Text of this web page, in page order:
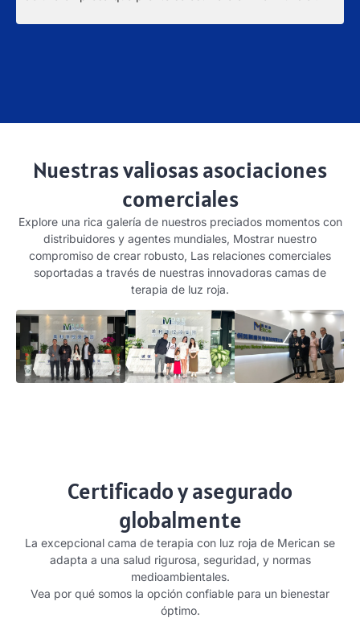
Nuestras valiosas asociaciones
comerciales
Explore una rica galería de nuestros preciados momentos con
distribuidores y agentes mundiales, Mostrar nuestro
compromiso de crear robusto, Las relaciones comerciales
soportadas a través de nuestras innovadoras camas de
terapia de luz roja.
Certificado y asegurado
globalmente
La excepcional cama de terapia con luz roja de Merican se
adapta a una salud rigurosa, seguridad, y normas
medioambientales.
Vea por qué somos la opción confiable para un bienestar
óptimo.